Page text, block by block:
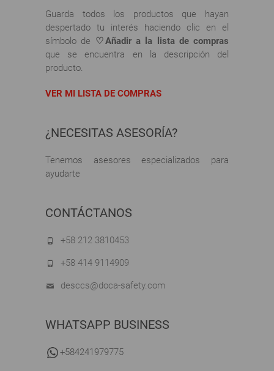
Guarda todos los productos que hayan
despertado tu interés haciendo clic en el
símbolo de ♡Añadir a la lista de compras
que se encuentra en la descripción del
producto.
VER MI LISTA DE COMPRAS
¿NECESITAS ASESORÍA?
Tenemos asesores especializados para
ayudarte
CONTÁCTANOS
+58 212 3810453
+58 414 9114909
desccs@doca-safety.com
WHATSAPP BUSINESS
+584241979775